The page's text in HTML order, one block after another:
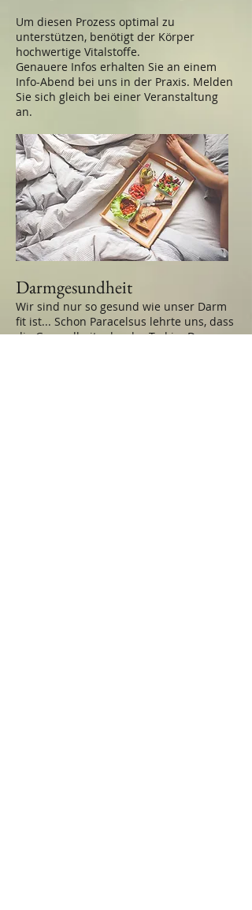
Um diesen Prozess optimal zu
unterstützen, benötigt der Körper
hochwertige Vitalstoffe.
Genauere Infos erhalten Sie an einem
Info-Abend bei uns in der Praxis. Melden
Sie sich gleich bei einer Veranstaltung
an.
Darmgesundheit
Wir sind nur so gesund wie unser Darm
fit ist... Schon Paracelsus lehrte uns, dass
die Gesundheit oder der Tod im Darm